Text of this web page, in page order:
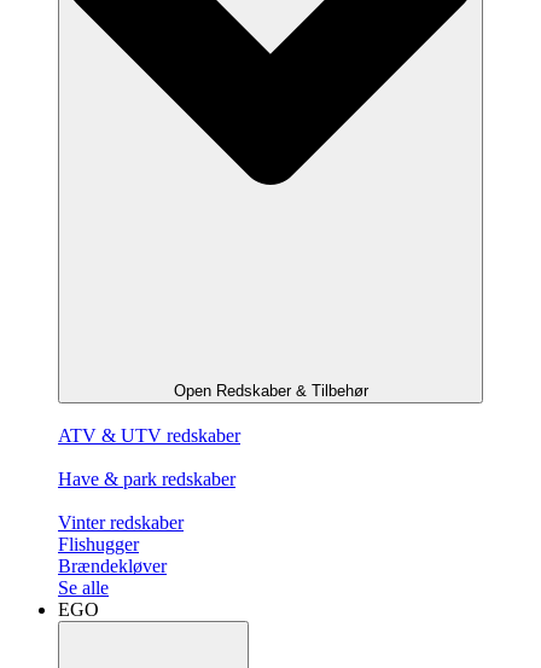
Open Redskaber & Tilbehør
ATV & UTV redskaber
Have & park redskaber
Vinter redskaber
Flishugger
Brændekløver
Se alle
EGO